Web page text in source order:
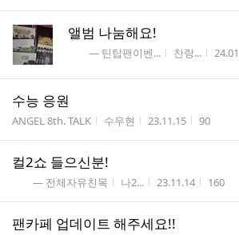
앨범 나눔해요!
게시판명
― 틴탑팬이벤... 작성자
찬랑... 작성
수능 응원
게시판명
ANGEL 8th. TALK 작성자
수우현 작성시간
23.11.15 조회수
90
컬2쇼 들으신분!
게시판명
― 전체자유친목 작성자
나2... 작성시간
23.11.14 조회수
160
팬카페 업데이트 해주세요!!